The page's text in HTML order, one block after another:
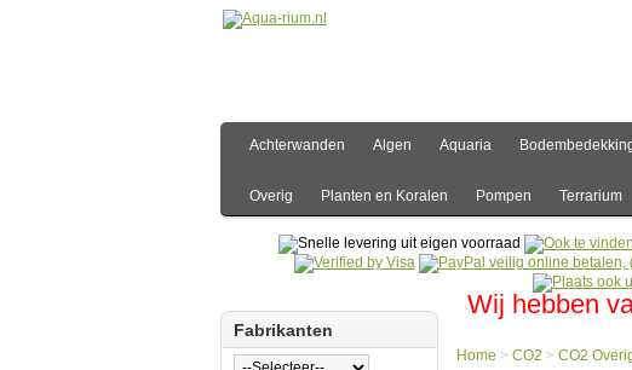
Achterwanden Algen Aquaria
Overig Planten en Koralen Pompen Terrarium
Wij hebben
Fabrikanten
Home > CO2 > CO2